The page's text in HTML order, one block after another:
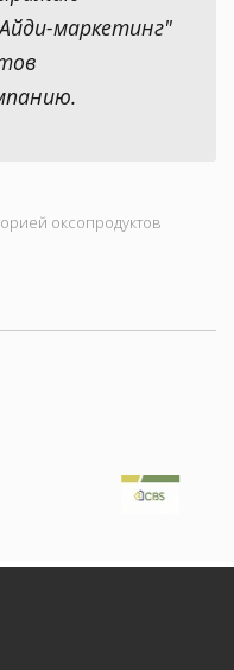
маркетинг"
оксопродуктов